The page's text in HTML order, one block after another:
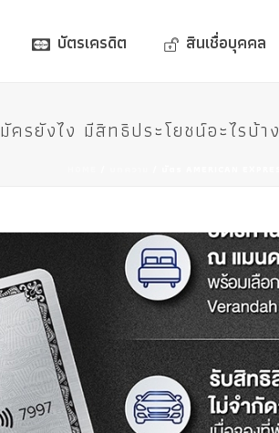
บัตรเครดิต สินเชื่อบุคคล
ครยังไง มีสิทธิประโยชน์อะไรบ้าง